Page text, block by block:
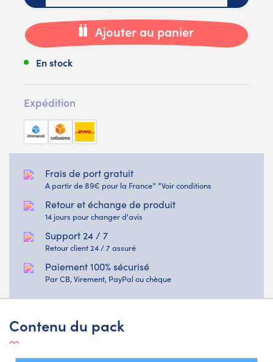
Ajouter au panier
En stock
Expédition
Frais de port gratuit
A partir de 89€ pour la France* *Voir conditions
Retour et échange de produit
14 jours pour changer d'avis
Support 24 / 7
Retour client 24 / 7 assuré
Paiement 100% sécurisé
Par CB, Virement, PayPal ou chèque
Contenu du pack